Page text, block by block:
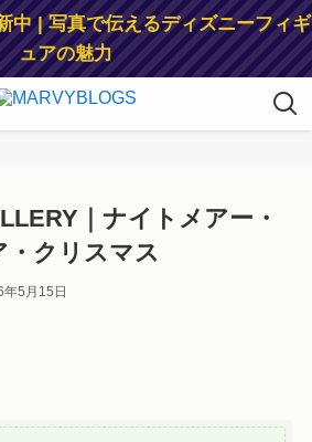
中 | 写真で伝えるディズニーフィギ
ュアの魅力
｜ナイトメアー・
・クリスマス
5月15日